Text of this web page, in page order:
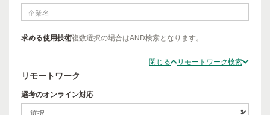
求める使用技術複数選択の場合はAND検索となります。
閉じる リモートワーク検索
リモートワーク
選考のオンライン対応